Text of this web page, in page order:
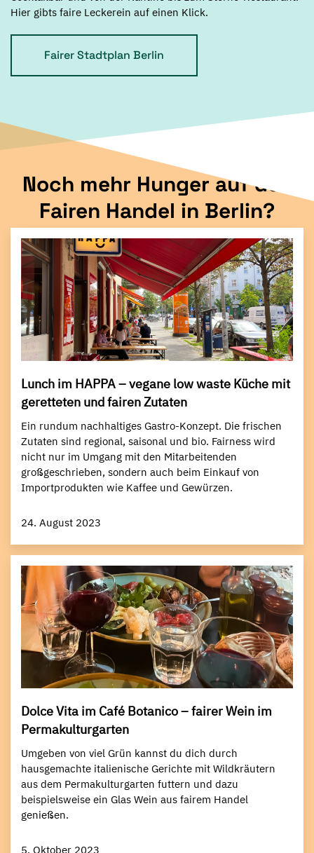
Hier gibts faire Leckerein auf einen Klick.
Fairer Stadtplan Berlin
Noch mehr Hunger auf den
Fairen Handel in Berlin?
Lunch im HAPPA – vegane low waste Küche mit
geretteten und fairen Zutaten
Ein rundum nachhaltiges Gastro-Konzept. Die frischen
Zutaten sind regional, saisonal und bio. Fairness wird
nicht nur im Umgang mit den Mitarbeitenden
großgeschrieben, sondern auch beim Einkauf von
Importprodukten wie Kaffee und Gewürzen.
24. August 2023
Dolce Vita im Café Botanico – fairer Wein im
Permakulturgarten
Umgeben von viel Grün kannst du dich durch
hausgemachte italienische Gerichte mit Wildkräutern
aus dem Permakulturgarten futtern und dazu
beispielsweise ein Glas Wein aus fairem Handel
genießen.
5. Oktober 2023